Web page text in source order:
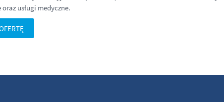
usługi medyczne.